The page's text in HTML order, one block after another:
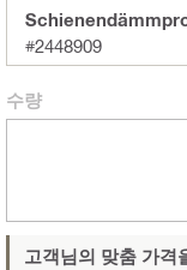
#2448909
수량
고객님의 맞춤 가격